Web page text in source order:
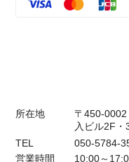
所在地
〒450-
入ビル2F・
TEL
050-5784-
営業時間
10:00～